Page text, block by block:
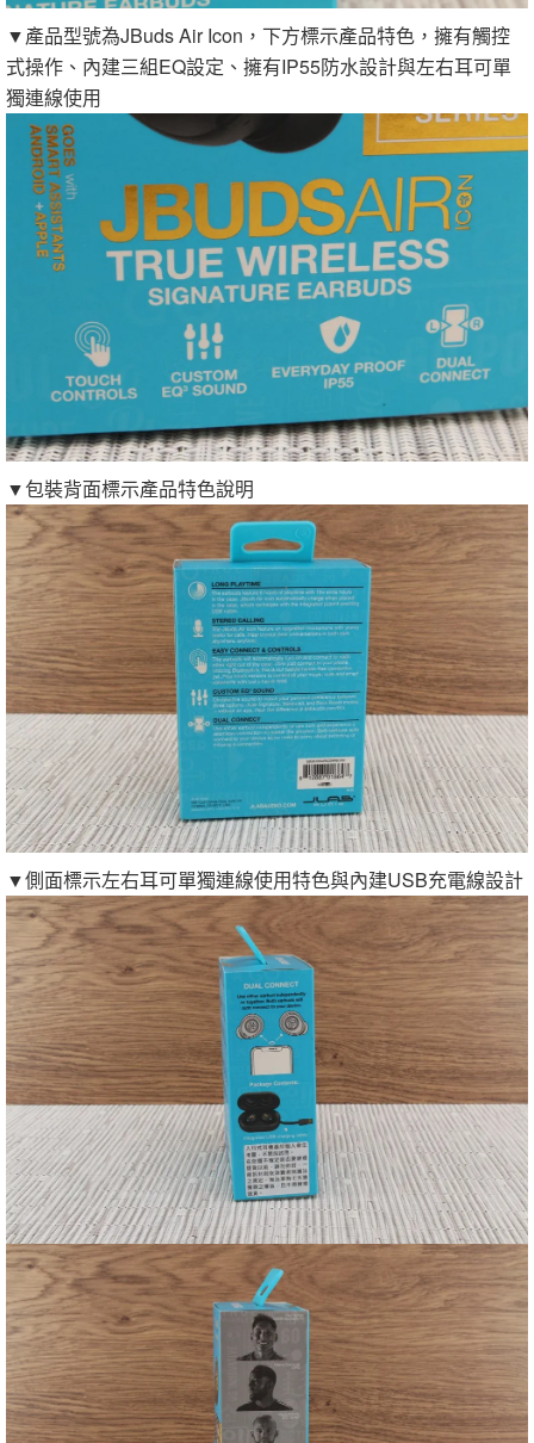
▼產品型號為JBuds Air Icon，下方標示產品特色，擁有觸控
式操作、內建三組EQ設定、擁有IP55防水設計與左右耳可單
獨連線使用
▼包裝背面標示產品特色說明
▼側面標示左右耳可單獨連線使用特色與內建USB充電線設計